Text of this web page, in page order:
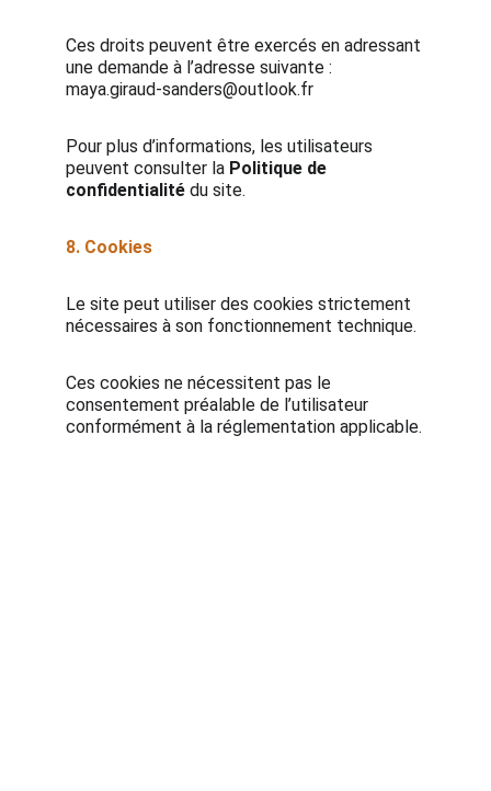
Ces droits peuvent être exercés en adressant
une demande à l’adresse suivante :
maya.giraud-sanders@outlook.fr
Pour plus d’informations, les utilisateurs
peuvent consulter la Politique de
confidentialité du site.
8. Cookies
Le site peut utiliser des cookies strictement
nécessaires à son fonctionnement technique.
Ces cookies ne nécessitent pas le
consentement préalable de l’utilisateur
conformément à la réglementation applicable.